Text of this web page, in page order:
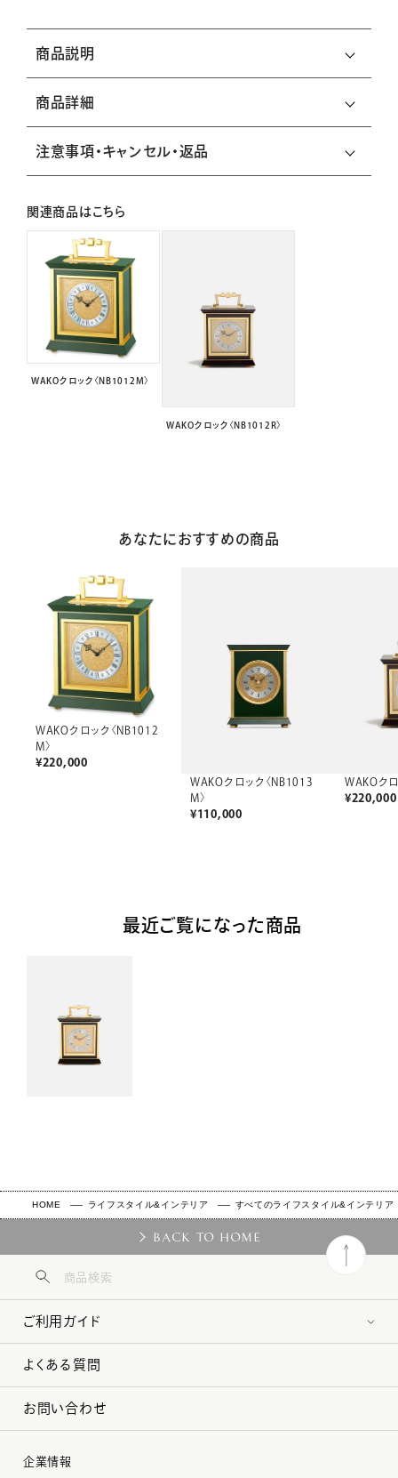
商品説明
商品詳細
注意事項・キャンセル・返品
関連商品はこちら
WAKOクロック〈NB1012M〉
WAKOクロック〈NB1012R〉
あなたにおすすめの商品
WAKOクロック〈NB1012
M〉
¥220,000
WAKOクロック〈NB1013
M〉
¥110,000
WAKOク
¥220,000
最近ご覧になった商品
HOME ライフスタイル&インテリア すべてのライフスタイル&インテリア
BACK TO HOME
ご利用ガイド
よくある質問
お問い合わせ
企業情報